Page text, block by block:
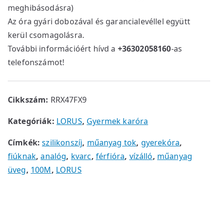
meghibásodásra)
Az óra gyári dobozával és garancialevéllel együtt
kerül csomagolásra.
További információért hívd a +36302058160-as
telefonszámot!
Cikkszám: RRX47FX9
Kategóriák: LORUS, Gyermek karóra
Címkék:szilikonszíj, műanyag tok, gyerekóra,
fiúknak,analóg, kvarc, férfióra, vízálló, műanyag
üveg, 100M, LORUS